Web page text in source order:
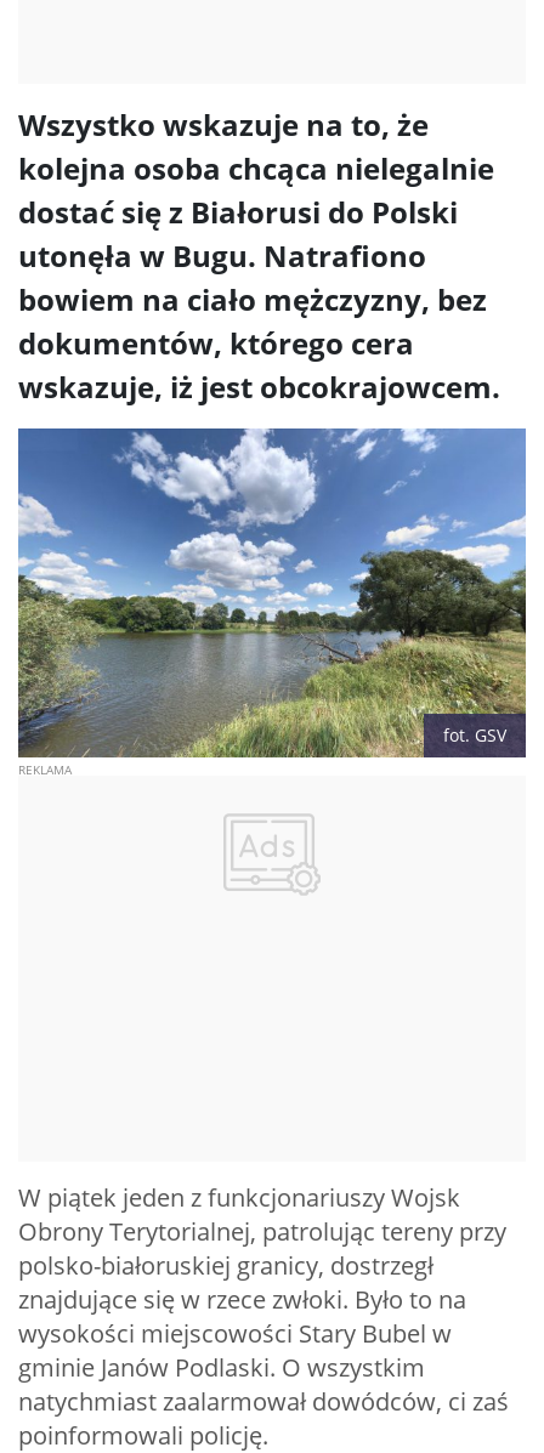
Wszystko wskazuje na to, że
kolejna osoba chcąca nielegalnie
dostać się z Białorusi do Polski
utonęła w Bugu. Natrafiono
bowiem na ciało mężczyzny, bez
dokumentów, którego cera
wskazuje, iż jest obcokrajowcem.
fot. GSV
W piątek jeden z funkcjonariuszy Wojsk
Obrony Terytorialnej, patrolując tereny przy
polsko-białoruskiej granicy, dostrzegł
znajdujące się w rzece zwłoki. Było to na
wysokości miejscowości Stary Bubel w
gminie Janów Podlaski. O wszystkim
natychmiast zaalarmował dowódców, ci zaś
poinformowali policję.